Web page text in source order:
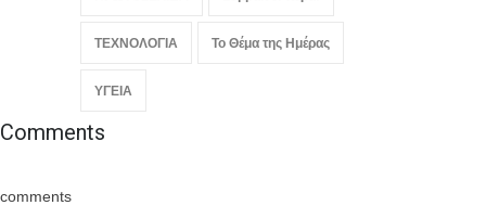
ΤΕΧΝΟΛΟΓΙΑ Το Θέμα της Ημέρας
ΥΓΕΙΑ
Comments
comments